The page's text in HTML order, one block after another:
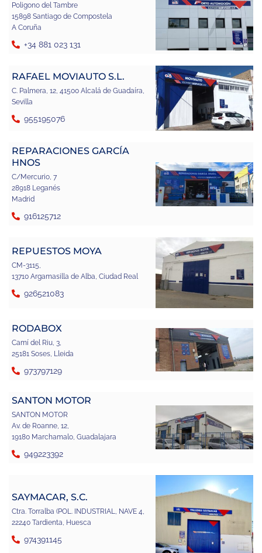
Poligono del Tambre
15898 Santiago de Compostela
A Coruña
+34 881 023 131
RAFAEL MOVIAUTO S.L.
C. Palmera, 12, 41500 Alcalá de Guadaíra,
Sevilla
955195076
REPARACIONES GARCÍA
HNOS
C/Mercurio, 7
28918 Leganés
Madrid
916125712
REPUESTOS MOYA
CM-3115,
13710 Argamasilla de Alba, Ciudad Real
926521083
RODABOX
Camí del Riu, 3,
25181 Soses, Lleida
973797129
SANTON MOTOR
SANTON MOTOR
Av. de Roanne, 12,
19180 Marchamalo, Guadalajara
949223392
SAYMACAR, S.C.
Ctra. Torralba (POL. INDUSTRIAL, NAVE 4,
22240 Tardienta, Huesca
974391145